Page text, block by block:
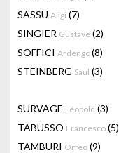
SASSU Aligi (7)
SINGIER Gustave (2)
SOFFICI Ardengo(8)
STEINBERG Saul (3)
SURVAGE Léopold (3)
TABUSSO Francesco (5)
TAMBURI Orfeo (9)